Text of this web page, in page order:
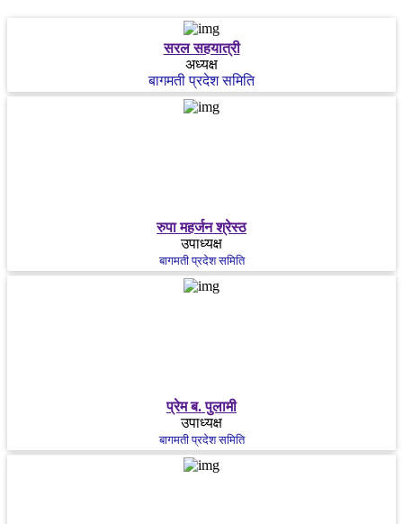
सरल सहयात्री
अध्यक्ष
बागमती प्रदेश समिति
रुपा महर्जन श्रेस्ठ
उपाध्यक्ष
बागमती प्रदेश समिति
प्रेम ब. पुलामी
उपाध्यक्ष
बागमती प्रदेश समिति